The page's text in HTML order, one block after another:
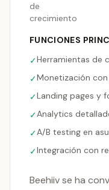
de
crecimiento
FUNCIONES
✓Herramientas de
✓Monetización
✓Landing pages y
✓Analytics
✓A/B testing en
✓Integración con
Beehiiv se ha